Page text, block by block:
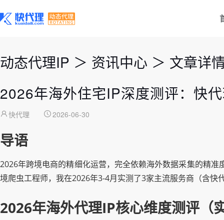
动态代理IP ＞ 资讯中心 ＞ 文章详
2026年海外住宅IP深度测评：快
快代理 2026-06-30
导语
2026年跨境电商的精细化运营，完全依赖海外数据采集的精
境爬虫工程师，我在2026年3-4月实测了3家主流服务商（含
2026年海外代理IP核心维度测评（